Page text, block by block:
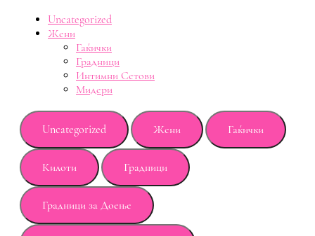
Uncategorized
Жени
Гаќички
Градници
Интимни Сетови
Мидери
Uncategorized Жени Гаќички
Килоти Градници
Градници за Доење